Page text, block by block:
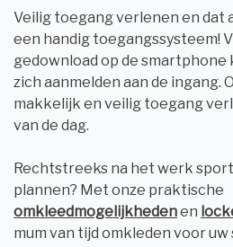
Veilig toegang verlenen en dat
een handig toegangssysteem!
gedownload op de smartphone
zich aanmelden aan de ingang.
makkelijk en veilig toegang
van de dag.
Rechtstreeks na het werk
plannen? Met onze praktische
omkleedmogelijkhedenen
mum van tijd omkleden voor